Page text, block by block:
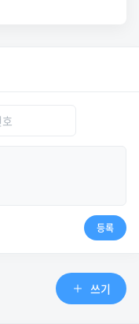
등록
쓰기